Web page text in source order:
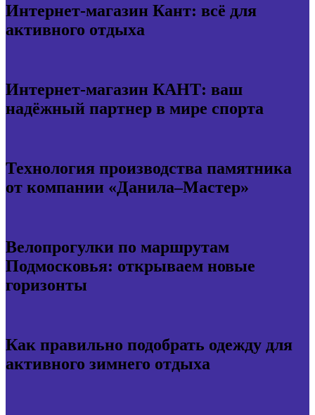
Интернет-магазин Кант: всё для
активного отдыха
Интернет-магазин КАНТ: ваш
надёжный партнер в мире спорта
Технология производства памятника
от компании «Данила–Мастер»
Велопрогулки по маршрутам
Подмосковья: открываем новые
горизонты
Как правильно подобрать одежду для
активного зимнего отдыха